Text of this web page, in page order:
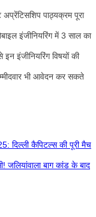
पाठ्यक्रम पूरा
इंजीनियरिंग में 3 साल का
इंजीनियरिंग विषयों की
भी आवेदन कर सकते
कैपिटल्स की पूरी मैच
जलियांवाला बाग कांड के बाद